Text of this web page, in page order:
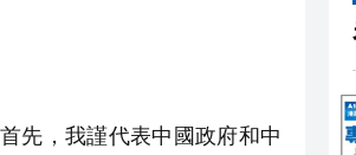
先，我謹代表中國政府和中